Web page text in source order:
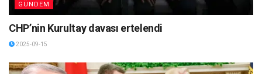
GÜNDEM
CHP’nin Kurultay davası ertelendi
2025-09-15